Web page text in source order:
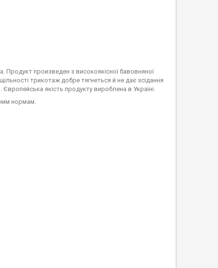
Продукт произведен з високоякісної бавовняної
трикотаж добре тягнеться й не дає зсідання
якість продукту вироблена в Україні.
нормам.